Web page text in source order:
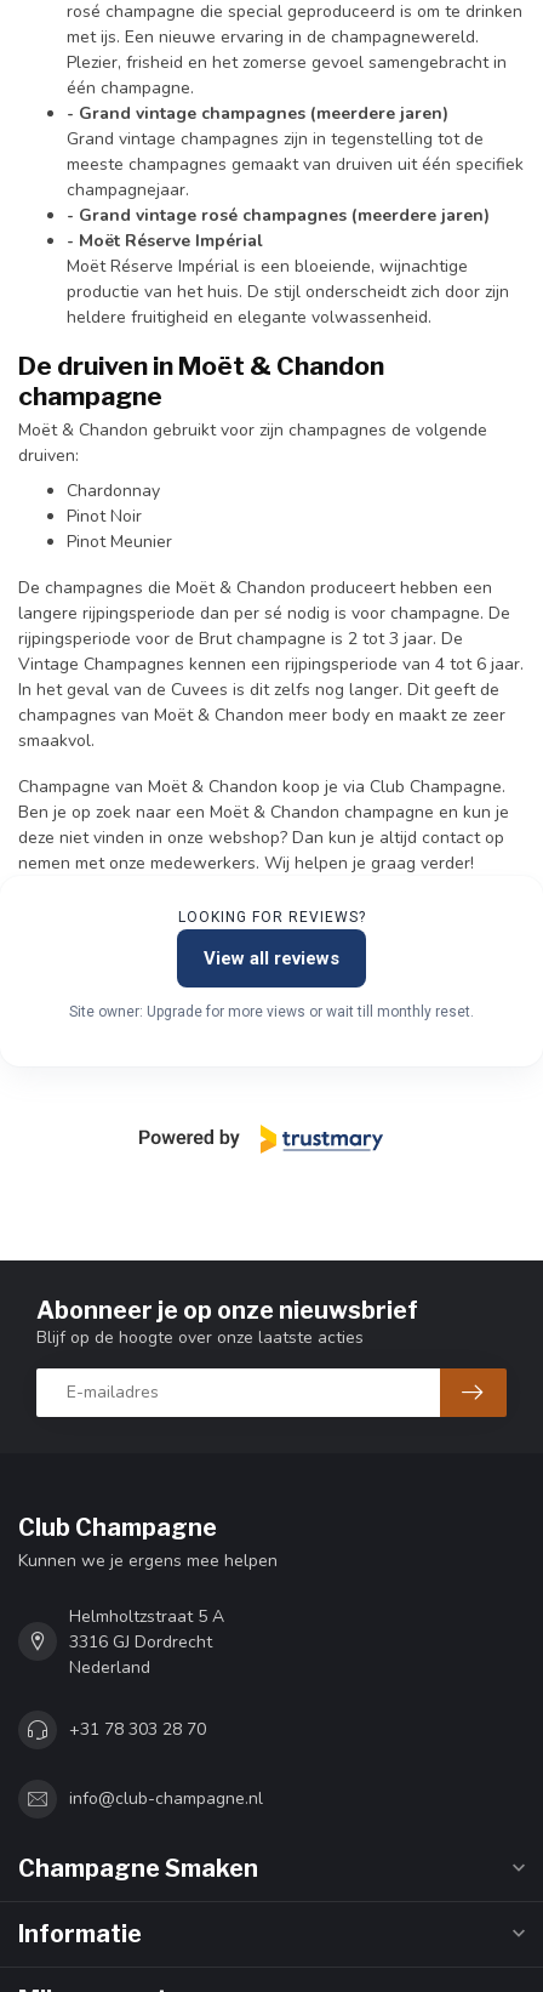
rosé champagne die special geproduceerd is om te drinken
met ijs. Een nieuwe ervaring in de champagnewereld.
Plezier, frisheid en het zomerse gevoel samengebracht in
één champagne.
- Grand vintage champagnes (meerdere jaren)
Grand vintage champagnes zijn in tegenstelling tot de
meeste champagnes gemaakt van druiven uit één specifiek
champagnejaar.
- Grand vintage rosé champagnes (meerdere jaren)
- Moët Réserve Impérial
Moët Réserve Impérial is een bloeiende, wijnachtige
productie van het huis. De stijl onderscheidt zich door zijn
heldere fruitigheid en elegante volwassenheid.
De druiven in Moët & Chandon
champagne
Moët & Chandon gebruikt voor zijn champagnes de volgende
druiven:
Chardonnay
Pinot Noir
Pinot Meunier
De champagnes die Moët & Chandon produceert hebben een
langere rijpingsperiode dan per sé nodig is voor champagne. De
rijpingsperiode voor de Brut champagne is 2 tot 3 jaar. De
Vintage Champagnes kennen een rijpingsperiode van 4 tot 6 jaar.
In het geval van de Cuvees is dit zelfs nog langer. Dit geeft de
champagnes van Moët & Chandon meer body en maakt ze zeer
smaakvol.
Champagne van Moët & Chandon koop je via Club Champagne.
Ben je op zoek naar een Moët & Chandon champagne en kun je
deze niet vinden in onze webshop? Dan kun je altijd contact op
nemen met onze medewerkers. Wij helpen je graag verder!
LOOKING FOR REVIEWS?
View all reviews
Site owner: Upgrade for more views or wait till monthly reset.
Abonneer je op onze nieuwsbrief
Blijf op de hoogte over onze laatste acties
Club Champagne
Kunnen we je ergens mee helpen
Helmholtzstraat 5 A
3316 GJ Dordrecht
Nederland
+31 78 303 28 70
info@club-champagne.nl
Champagne Smaken
Informatie